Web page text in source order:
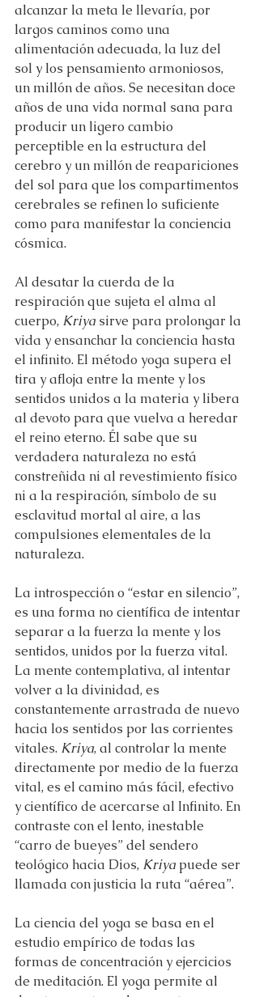
alcanzar la meta le llevaría, por
largos caminos como una
alimentación adecuada, la luz del
sol y los pensamiento armoniosos,
un millón de años. Se necesitan doce
años de una vida normal sana para
producir un ligero cambio
perceptible en la estructura del
cerebro y un millón de reapariciones
del sol para que los compartimentos
cerebrales se refinen lo suficiente
como para manifestar la conciencia
cósmica.
Al desatar la cuerda de la
respiración que sujeta el alma al
cuerpo, Kriya sirve para prolongar la
vida y ensanchar la conciencia hasta
el infinito. El método yoga supera el
tira y afloja entre la mente y los
sentidos unidos a la materia y libera
al devoto para que vuelva a heredar
el reino eterno. Él sabe que su
verdadera naturaleza no está
constreñida ni al revestimiento físico
ni a la respiración, símbolo de su
esclavitud mortal al aire, a las
compulsiones elementales de la
naturaleza.
La introspección o “estar en silencio”,
es una forma no científica de intentar
separar a la fuerza la mente y los
sentidos, unidos por la fuerza vital.
La mente contemplativa, al intentar
volver a la divinidad, es
constantemente arrastrada de nuevo
hacia los sentidos por las corrientes
vitales. Kriya, al controlar la mente
directamente por medio de la fuerza
vital, es el camino más fácil, efectivo
y científico de acercarse al Infinito. En
contraste con el lento, inestable
“carro de bueyes” del sendero
teológico hacia Dios, Kriya puede ser
llamada con justicia la ruta “aérea”.
La ciencia del yoga se basa en el
estudio empírico de todas las
formas de concentración y ejercicios
de meditación. El yoga permite al